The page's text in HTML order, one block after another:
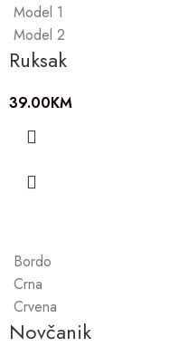
Model 1
Model 2
Ruksak
39.00KM
Bordo
Crna
Crvena
Novčanik